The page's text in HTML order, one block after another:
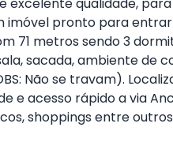
qualidade,
imóvel pronto para
71 metros sendo 3
sacada, ambiente de
Não se travam).
e acesso rápido a via
shoppings entre